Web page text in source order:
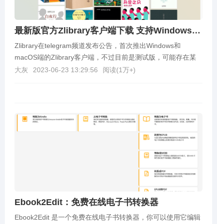
最新版官方Zlibrary客户端下载 支持Windows、macOS、Android
Zlibrary在telegram频道发布公告，首次推出Windows和
macOS端的Zlibrary客户端，不过目前是测试版，可能存在某
些不稳定的情况，可以直...
大灰 2023-06-23 13:29:56 阅读(1万+)
Ebook2Edit：免费在线电子书转换器
Ebook2Edit 是一个免费在线电子书转换器，你可以使用它编辑